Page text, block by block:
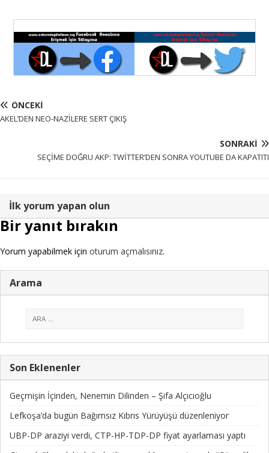
ÖNCEKI
AKEL’DEN NEO-NAZİLERE SERT ÇIKIŞ
SONRAKI
SEÇİME DOĞRU AKP: TWİTTER’DEN SONRA YOUTUBE DA KAPATITI
İlk yorum yapan olun
Bir yanıt bırakın
Yorum yapabilmek için oturum açmalısınız.
Arama
Son Eklenenler
Geçmişin İçinden, Nenemin Dilinden – Şifa Alçıcıoğlu
Lefkoşa’da bugün Bağımsız Kıbrıs Yürüyüşü düzenleniyor
UBP-DP araziyi verdi, CTP-HP-TDP-DP fiyat ayarlaması yaptı